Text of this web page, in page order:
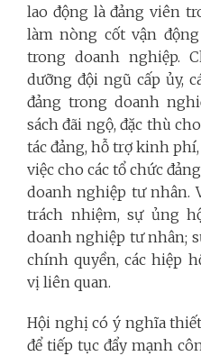
lao động là đảng viên
làm nòng cốt vận
trong doanh nghiệp.
dưỡng đội ngũ cấp ủy,
đảng trong doanh
sách đãi ngộ, đặc thù
tác đảng, hỗ trợ kinh
việc cho các tổ chức
doanh nghiệp tư nhân.
trách nhiệm, sự ủng
doanh nghiệp tư nhân;
chính quyền, các hiệp
vị liên quan.
Hội nghị có ý nghĩa
để tiếp tục đẩy mạnh